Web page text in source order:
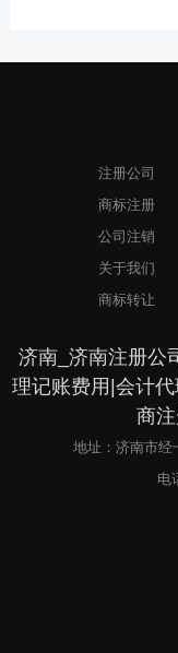
注册公司
商标注册
公司注销
关于我们
商标转让
济南_济南注册公
理记账费用|会计
商
地址：济南市经
电